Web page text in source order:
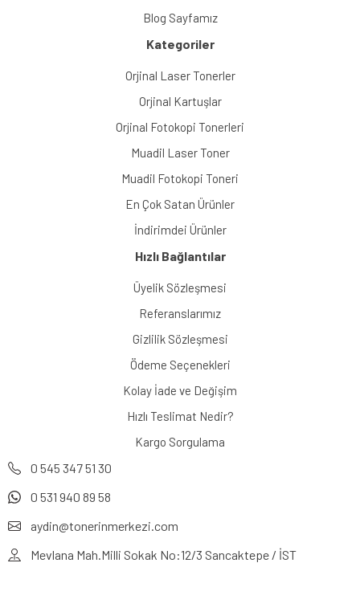
Blog Sayfamız
Kategoriler
Orjinal Laser Tonerler
Orjinal Kartuşlar
Orjinal Fotokopi Tonerleri
Muadil Laser Toner
Muadil Fotokopi Toneri
En Çok Satan Ürünler
İndirimdei Ürünler
Hızlı Bağlantılar
Üyelik Sözleşmesi
Referanslarımız
Gizlilik Sözleşmesi
Ödeme Seçenekleri
Kolay İade ve Değişim
Hızlı Teslimat Nedir?
Kargo Sorgulama
0 545 347 51 30
0 531 940 89 58
aydin@tonerinmerkezi.com
Mevlana Mah.Milli Sokak No:12/3 Sancaktepe / İST